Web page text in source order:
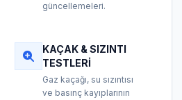
güncellemeleri.
KAÇAK & SIZINTI
TESTLERI
Gaz kaçağı, su sızıntısı
ve basınç kayıplarının